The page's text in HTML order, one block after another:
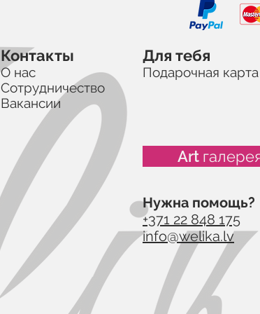
Контакты
О нас
Сотрудничество
Вакансии
Для тебя
Подарочная карта
Art
Нужна помощь?
+371 22 848 175
info@welika.lv